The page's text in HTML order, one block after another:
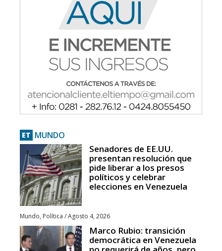
ET MUNDO
Senadores de EE.UU.
presentan resolución que
pide liberar a los presos
políticos y celebrar
elecciones en Venezuela
Mundo, Política /Agosto 4, 2026
Marco Rubio: transición
democrática en Venezuela